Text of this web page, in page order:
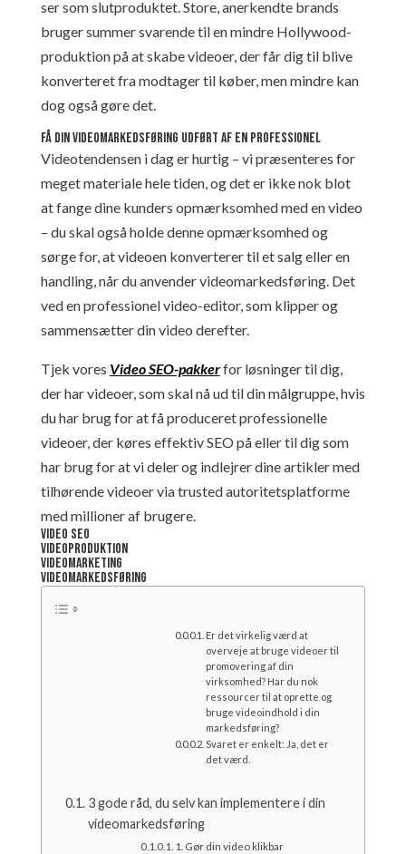
ser som slutproduktet. Store, anerkendte brands
bruger summer svarende til en mindre Hollywood-
produktion på at skabe videoer, der får dig til blive
konverteret fra modtager til køber, men mindre kan
dog også gøre det.
Få din videomarkedsføring udført af en professionel
Videotendensen i dag er hurtig – vi præsenteres for
meget materiale hele tiden, og det er ikke nok blot
at fange dine kunders opmærksomhed med en video
– du skal også holde denne opmærksomhed og
sørge for, at videoen konverterer til et salg eller en
handling, når du anvender videomarkedsføring. Det
ved en professionel video-editor, som klipper og
sammensætter din video derefter.
Tjek vores Video SEO-pakkerfor løsninger til dig,
der har videoer, som skal nå ud til din målgruppe, hvis
du har brug for at få produceret professionelle
videoer, der køres effektiv SEO på eller til dig som
har brug for at vi deler og indlejrer dine artikler med
tilhørende videoer via trusted autoritetsplatforme
med millioner af brugere.
Video SEO
Videoproduktion
Videomarketing
Videomarkedsføring
Er det virkelig værd at
overveje at bruge videoer til
promovering af din
virksomhed? Har du nok
ressourcer til at oprette og
bruge videoindhold i din
markedsføring?
Svaret er enkelt: Ja, det er
det værd.
3 gode råd, du selv kan implementere i din
videomarkedsføring
1. Gør din video klikbar